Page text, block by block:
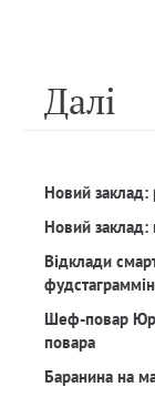
Далi
Новий заклад:
Новий заклад:
Відклади
Шеф-повар
повара
Баранина на